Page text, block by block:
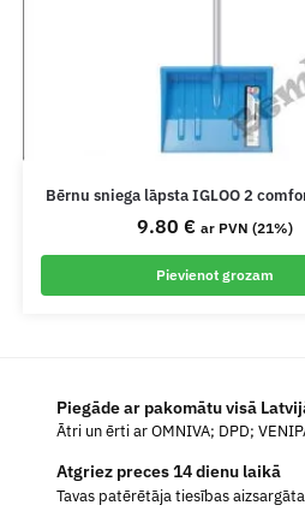
Bērnu sniega lāpsta IGLOO 2
9.80 € ar PVN (21%)
Pievienot grozam
Piegāde ar pakomātu visā
Ātri un ērti ar OMNIVA; DPD;
Atgriez preces 14 dienu laikā
Tavas patērētāja tiesības